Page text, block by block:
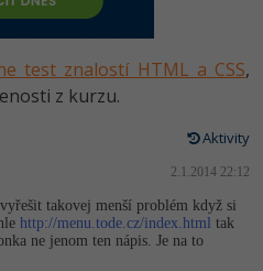
SEO
aplikací
bigdata
-80%
-25%
test znalostí HTML a CSS,
z kurzu.
Aktivity
2.1.2014 22:12
takovej menší problém když si
http://menu.tode.cz/index.html tak
ne jenom ten nápis. Je na to